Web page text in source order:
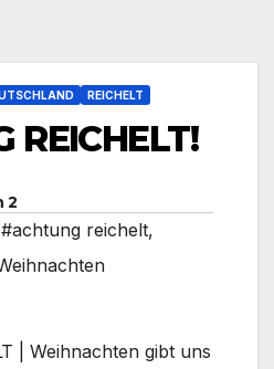
REICHELT
REICHELT!
2
#achtung reichelt,
| Weihnachten gibt uns